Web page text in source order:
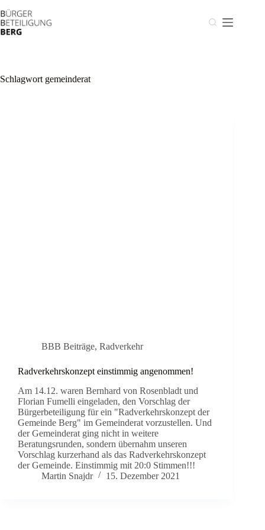
Inhalt
springen
Schlagwort gemeinderat
BBB Beiträge, Radverkehr
Radverkehrskonzept einstimmig angenommen!
Am 14.12. waren Bernhard von Rosenbladt und
Florian Fumelli eingeladen, den Vorschlag der
Bürgerbeteiligung für ein "Radverkehrskonzept der
Gemeinde Berg" im Gemeinderat vorzustellen. Und
der Gemeinderat ging nicht in weitere
Beratungsrunden, sondern übernahm unseren
Vorschlag kurzerhand als das Radverkehrskonzept
der Gemeinde. Einstimmig mit 20:0 Stimmen!!!
Martin Snajdr
15. Dezember 2021